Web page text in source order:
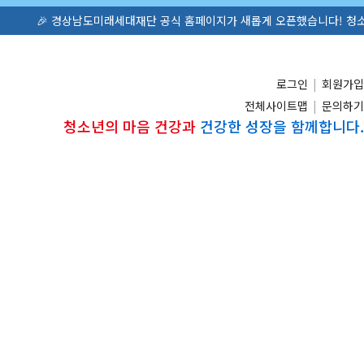
🎉 경상남도미래세대재단 공식 홈페이지가 새롭게 오픈했습니다! 청소년활
로그인 | 회원가입
전체사이트맵 | 문의하기
청소년의 마음 건강과 건강한 성장을 함께합니다.